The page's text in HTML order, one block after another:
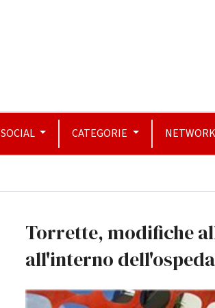
SOCIAL CATEGORIE NETWORK
Torrette, modifiche
all'interno